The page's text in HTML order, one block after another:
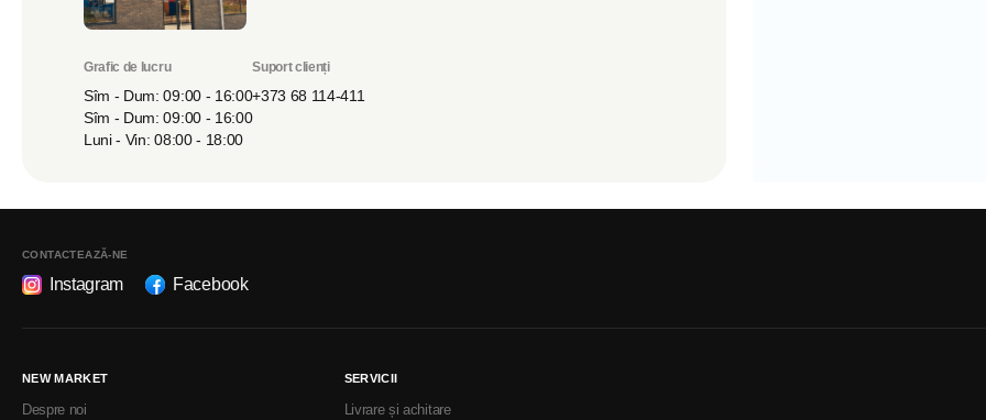
Grafic de lucru
Sîm - Dum: 09:00 - 16:00
Sîm - Dum: 09:00 - 16:00
Luni - Vin: 08:00 - 18:00
Suport clienți
+373 68 114-411
CONTACTEAZĂ-NE
Instagram Facebook
NEW MARKET
Despre noi
SERVICII
Livrare și achitare